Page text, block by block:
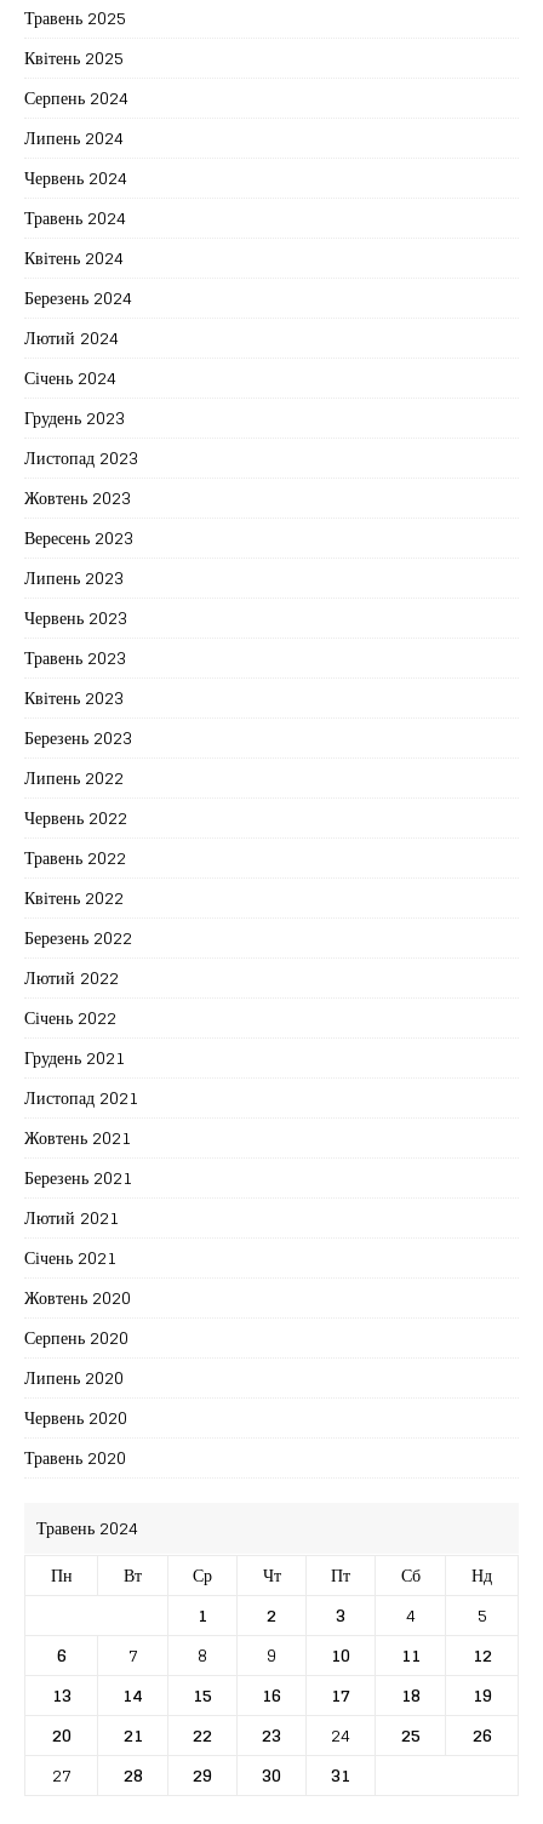
Травень 2025
Квітень 2025
Серпень 2024
Липень 2024
Червень 2024
Травень 2024
Квітень 2024
Березень 2024
Лютий 2024
Січень 2024
Грудень 2023
Листопад 2023
Жовтень 2023
Вересень 2023
Липень 2023
Червень 2023
Травень 2023
Квітень 2023
Березень 2023
Липень 2022
Червень 2022
Травень 2022
Квітень 2022
Березень 2022
Лютий 2022
Січень 2022
Грудень 2021
Листопад 2021
Жовтень 2021
Березень 2021
Лютий 2021
Січень 2021
Жовтень 2020
Серпень 2020
Липень 2020
Червень 2020
Травень 2020
Травень 2024
Пн
Вт Ср Чт Пт Сб
Нд
1
2 3 4
5
6
7 8 9 10 11
12
13
14 15 16 17 18
19
20
21 22 23 24 25
26
27
28 29 30
31